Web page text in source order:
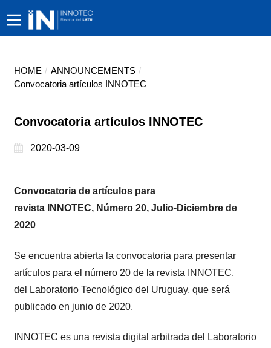
HOME / ANNOUNCEMENTS /
Convocatoria artículos INNOTEC
Convocatoria artículos INNOTEC
2020-03-09
Convocatoria de artículos para
revistaINNOTEC, Número 20, Julio-Diciembre de
2020
Se encuentra abierta la convocatoria para presentar
artículos para el número 20 de la revista INNOTEC,
del Laboratorio Tecnológico del Uruguay, que será
publicado en junio de 2020.
INNOTEC es una revista digital arbitrada del Laboratorio